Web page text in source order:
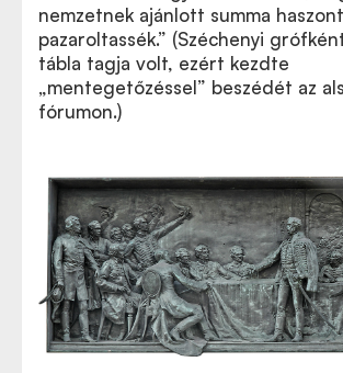
nemzetnek ajánlott summa
pazaroltassék.” (Széchenyi
tábla tagja volt, ezért kezdte
„mentegetőzéssel” beszédét az
fórumon.)